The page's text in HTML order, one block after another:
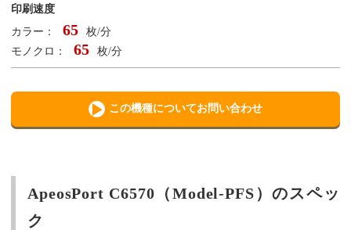
印刷速度
カラー：
65
枚/分
モノクロ：
65 枚/分
この機種についてお問い合わせ
ApeosPort C6570（Model-PFS）のスペッ
ク